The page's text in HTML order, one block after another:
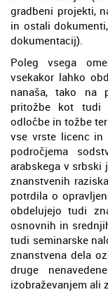
gradbeni projekti,
in ostali
dokumentacij).
Poleg vsega
vsekakor lahko
nanaša, tako na
pritožbe kot tudi
odločbe in tožbe
vse vrste licenc in
področjema
arabskega v srbski
znanstvenih
potrdila o
obdelujejo tudi
osnovnih in
tudi seminarske
znanstvena dela
druge
izobraževanjem ali